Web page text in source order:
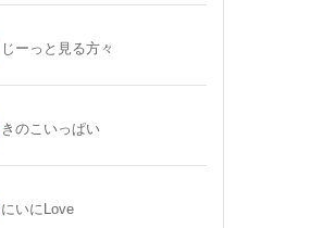
じーっと見る方々
きのこいっぱい
にいにLove